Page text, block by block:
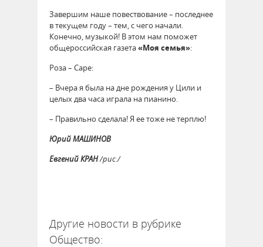
Завершим наше повествование – последнее
в текущем году – тем, с чего начали.
Конечно, музыкой! В этом нам поможет
общероссийская газета«Моя семья»:
Роза – Саре:
– Вчера я была на дне рождения у Цили и
целых два часа играла на пианино.
– Правильно сделала! Я ее тоже не терплю!
Юрий МАШИНОВ
Евгений КРАН/рис./
Другие новости в рубрике
Общество: